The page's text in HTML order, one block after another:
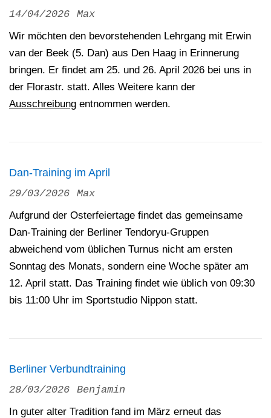
14/04/2026
Max
Wir möchten den bevorstehenden Lehrgang mit Erwin
van der Beek (5. Dan) aus Den Haag in Erinnerung
bringen. Er findet am 25. und 26. April 2026 bei uns in
der Florastr. statt. Alles Weitere kann der
Ausschreibung entnommen werden.
Dan-Training im April
29/03/2026
Max
Aufgrund der Osterfeiertage findet das gemeinsame
Dan-Training der Berliner Tendoryu-Gruppen
abweichend vom üblichen Turnus nicht am ersten
Sonntag des Monats, sondern eine Woche später am
12. April statt. Das Training findet wie üblich von 09:30
bis 11:00 Uhr im Sportstudio Nippon statt.
Berliner Verbundtraining
28/03/2026
Benjamin
In guter alter Tradition fand im März erneut das